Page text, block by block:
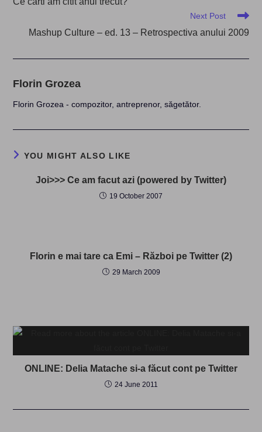
articles
Next Post
Mashup Culture – ed. 13 – Retrospectiva anului 2009
Florin Grozea
Florin Grozea - compozitor, antreprenor, săgetător.
YOU MIGHT ALSO LIKE
Joi>>> Ce am facut azi (powered by Twitter)
19 October 2007
Florin e mai tare ca Emi – Război pe Twitter (2)
29 March 2009
ONLINE: Delia Matache si-a făcut cont pe Twitter
24 June 2011